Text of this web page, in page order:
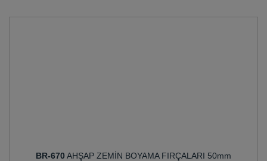
BR-670 AHŞAP ZEMİN BOYAMA FIRÇALARI 50mm